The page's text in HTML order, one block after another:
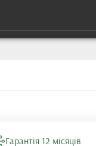
Гарантія 12 місяців